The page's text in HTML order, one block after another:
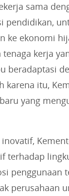
sama
ke ekonomi
kerja
beradaptasi
karena itu,
yang
terhadap
penggunaan
perusahaan